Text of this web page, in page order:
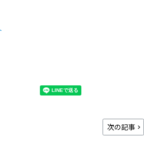
次の記事